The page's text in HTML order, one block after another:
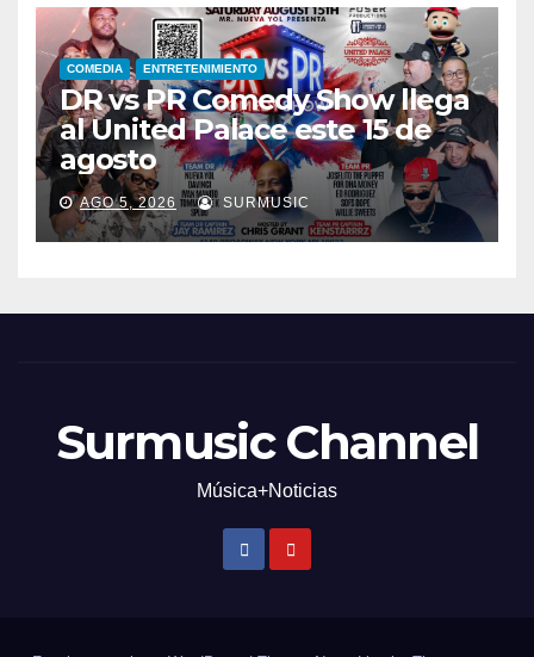
COMEDIA ENTRETENIMIENTO
DR vs PR Comedy Show llega
al United Palace este 15 de
agosto
AGO 5, 2026 SURMUSIC
Surmusic Channel
Música+Noticias